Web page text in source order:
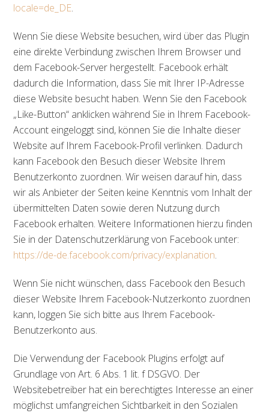
locale=de_DE.
Wenn Sie diese Website besuchen, wird über das Plugin
eine direkte Verbindung zwischen Ihrem Browser und
dem Facebook-Server hergestellt. Facebook erhält
dadurch die Information, dass Sie mit Ihrer IP-Adresse
diese Website besucht haben. Wenn Sie den Facebook
„Like-Button“ anklicken während Sie in Ihrem Facebook-
Account eingeloggt sind, können Sie die Inhalte dieser
Website auf Ihrem Facebook-Profil verlinken. Dadurch
kann Facebook den Besuch dieser Website Ihrem
Benutzerkonto zuordnen. Wir weisen darauf hin, dass
wir als Anbieter der Seiten keine Kenntnis vom Inhalt der
übermittelten Daten sowie deren Nutzung durch
Facebook erhalten. Weitere Informationen hierzu finden
Sie in der Datenschutzerklärung von Facebook unter:
https://de-de.facebook.com/privacy/explanation.
Wenn Sie nicht wünschen, dass Facebook den Besuch
dieser Website Ihrem Facebook-Nutzerkonto zuordnen
kann, loggen Sie sich bitte aus Ihrem Facebook-
Benutzerkonto aus.
Die Verwendung der Facebook Plugins erfolgt auf
Grundlage von Art. 6 Abs. 1 lit. f DSGVO. Der
Websitebetreiber hat ein berechtigtes Interesse an einer
möglichst umfangreichen Sichtbarkeit in den Sozialen